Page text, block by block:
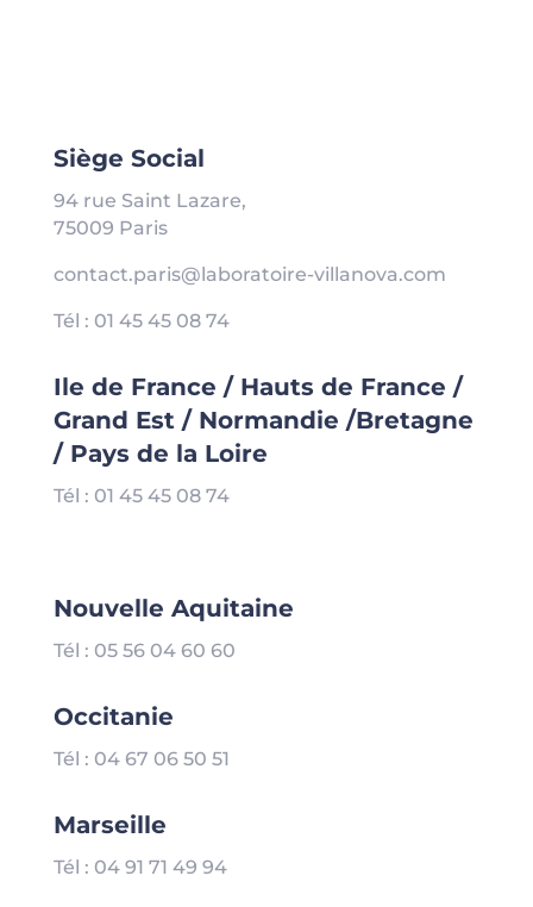
Siège Social
94 rue Saint Lazare,
75009 Paris
contact.paris@laboratoire-villanova.com
Tél : 01 45 45 08 74
Ile de France / Hauts de France /
Grand Est / Normandie /Bretagne
/ Pays de la Loire
Tél : 01 45 45 08 74
Nouvelle Aquitaine
Tél : 05 56 04 60 60
Occitanie
Tél : 04 67 06 50 51
Marseille
Tél : 04 91 71 49 94